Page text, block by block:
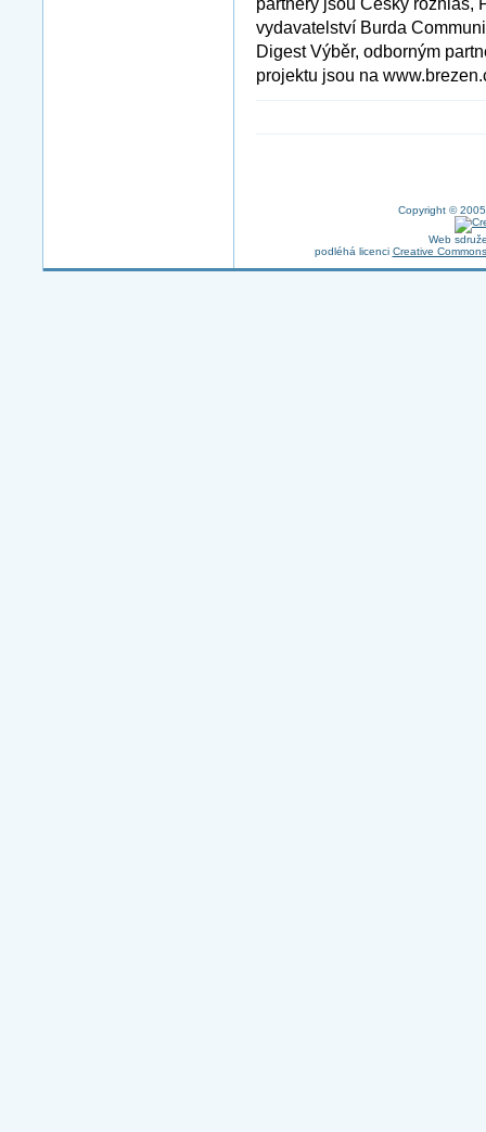
partnery jsou Český rozhlas,
vydavatelství Burda
Digest Výběr, odborným
projektu jsou na
Copyright ©
Web
podléhá licenci Creative